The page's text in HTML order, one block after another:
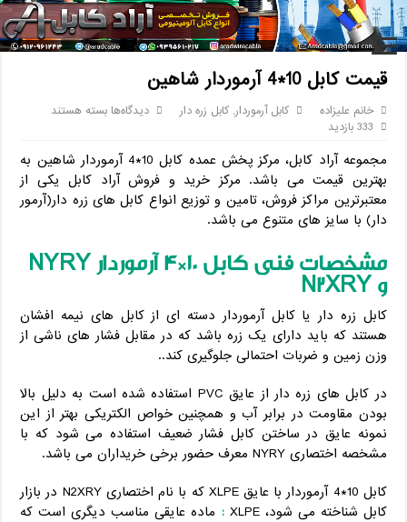
خانه / کابل / کابل آرموردار / قیمت کابل 10*4 آرموردار شاهین
قیمت کابل 10*4 آرموردار شاهین
خانم علیزاده کابل آرموردار,کابل زره دار دیدگاه‌هابرای
10*4
آرموردار
شاهین
بسته هستند
333 بازدید
مجموعه آراد کابل، مرکز پخش عمده کابل 10*4 آرموردار شاهین به
بهترین قیمت می باشد. مرکز خرید و فروش آراد کابل یکی از
معتبرترین مراکز فروش، تامین و توزیع انواع کابل های زره دار(آرمور
دار) با سایز های متنوع می باشد.
مشخصات فنی کابل 10*4 آرموردار NYRY
وN2XRY
کابل زره دار یا کابل آرموردار دسته ای از کابل های نیمه افشان
هستند که باید دارای یک زره باشد که در مقابل فشار های ناشی از
وزن زمین و ضربات احتمالی جلوگیری کند..
در کابل های زره دار از عایق PVC استفاده شده است به دلیل بالا
بودن مقاومت در برابر آب و همچنین خواص الکتریکی بهتر از این
نمونه عایق در ساختن کابل فشار ضعیف استفاده می شود که با
مشخصه اختصاری NYRY معرف حضور برخی خریداران می باشد.
کابل 10*4 آرموردار با عایق XLPE که با نام اختصاری N2XRY در بازار
کابل شناخته می شود، XLPE
: ماده عایقی مناسب دیگری است که